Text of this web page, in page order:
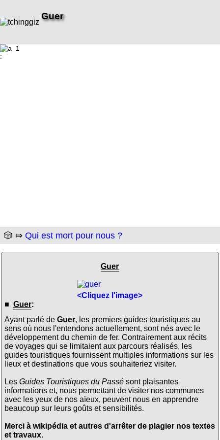
Guer
:
🎲 ⤇ Qui est mort pour nous ?
Guer
<Cliquez l'image>
■ Guer:
Ayant parlé de Guer, les premiers guides touristiques au
sens où nous l'entendons actuellement, sont nés avec le
développement du chemin de fer. Contrairement aux récits
de voyages qui se limitaient aux parcours réalisés, les
guides touristiques fournissent multiples informations sur les
lieux et destinations que vous souhaiteriez visiter.
Les Guides Touristiques du Passésont plaisantes
informations et, nous permettant de visiter nos communes
avec les yeux de nos aïeux, peuvent nous en apprendre
beaucoup sur leurs goûts et sensibilités.
Merci à wikipédia et autres d'arrêter de plagier nos textes
et travaux.